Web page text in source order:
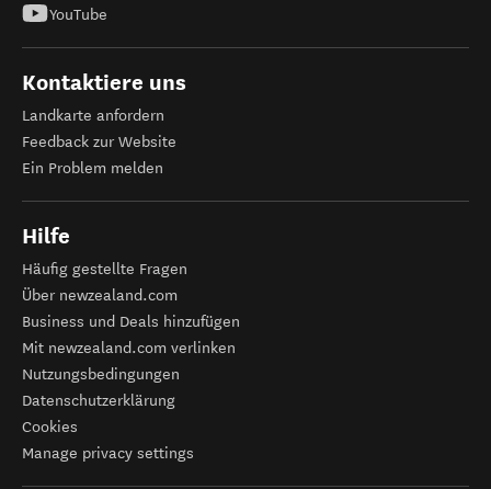
YouTube
Kontaktiere uns
Landkarte anfordern
Feedback zur Website
Ein Problem melden
Hilfe
Häufig gestellte Fragen
Über newzealand.com
Business und Deals hinzufügen
Mit newzealand.com verlinken
Nutzungsbedingungen
Datenschutzerklärung
Cookies
Manage privacy settings